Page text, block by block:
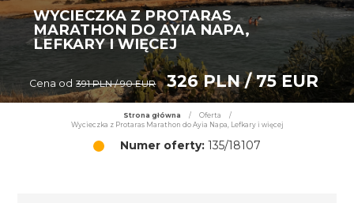
WYCIECZKA Z PROTARAS
MARATHON DO AYIA NAPA,
LEFKARY I WIĘCEJ
Cena od 391 PLN / 90 EUR 326 PLN / 75 EUR
Strona główna / Oferta
/
Wycieczka z Protaras Marathon do Ayia Napa, Lefkary i więcej
Numer oferty: 135/18107